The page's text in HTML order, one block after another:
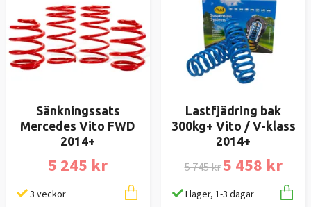
Sänkningssats
Mercedes Vito FWD
2014+
5 245 kr
3 veckor
Lastfjädring bak
300kg+ Vito / V-klass
2014+
5 745 kr 5 458 kr
I lager, 1-3 dagar